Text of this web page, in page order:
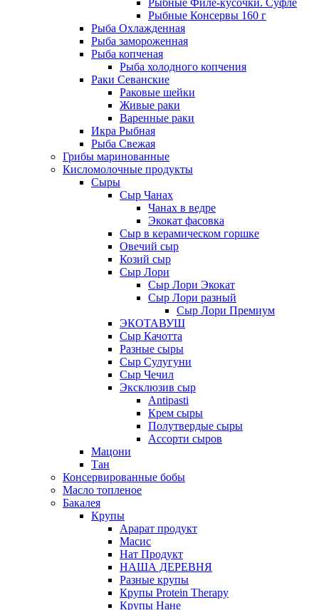
Рыбные Филе-кусочки. Суфле
Рыбные Консервы 160 г
Рыба Охлажденная
Рыба замороженная
Рыба копченая
Рыба холодного копчения
Раки Севанские
Раковые шейки
Живые раки
Варенные раки
Икра Рыбная
Рыба Свежая
Грибы маринованные
Кисломолочные продукты
Сыры
Сыр Чанах
Чанах в ведре
Экокат фасовка
Сыр в керамическом горшке
Овечий сыр
Козий сыр
Сыр Лори
Сыр Лори Экокат
Сыр Лори разный
Сыр Лори Премиум
ЭКОТАВУШ
Сыр Качотта
Разные сыры
Сыр Сулугуни
Сыр Чечил
Эксклюзив сыр
Antipasti
Крем сыры
Полутвердые сыры
Ассорти сыров
Мацони
Тан
Консервированные бобы
Масло топленое
Бакалея
Крупы
Арарат продукт
Масис
Нат Продукт
НАША ДЕРЕВНЯ
Разные крупы
Крупы Protein Therapy
Крупы Нане